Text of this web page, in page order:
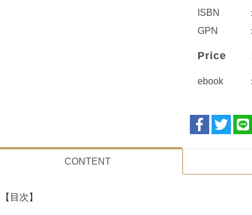
ISBN
GPN
Price
ebook
CONTENT
【目次】